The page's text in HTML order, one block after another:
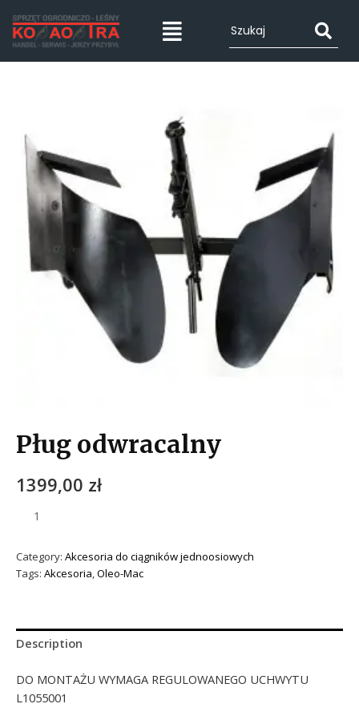
Pług odwracalny
1399,00 zł
Category: Akcesoria do ciągników jednoosiowych
Tags: Akcesoria Oleo-Mac
Description
DO MONTAŻU WYMAGA REGULOWANEGO UCHWYTU
L1055001